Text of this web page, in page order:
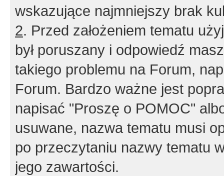
wskazujące najmniejszy brak
2. Przed założeniem tematu
był poruszany i odpowiedź
takiego problemu na Forum,
Forum. Bardzo ważne jest
napisać "Proszę o POMOC"
usuwane, nazwa tematu musi
po przeczytaniu nazwy tematu
jego zawartości.